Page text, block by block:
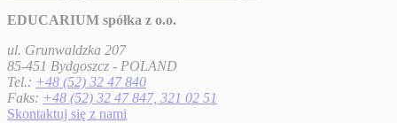
EDUCARIUM spółka z o.o.
ul. Grunwaldzka 207
85-451 Bydgoszcz - POLAND
Tel.: +48 (52) 32 47 840
Faks: +48 (52) 32 47 847, 321 02 51
Skontaktuj się z nami